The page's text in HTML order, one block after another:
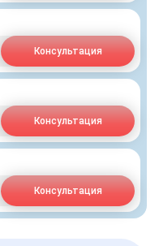
Консультация
Консультация
Консультация